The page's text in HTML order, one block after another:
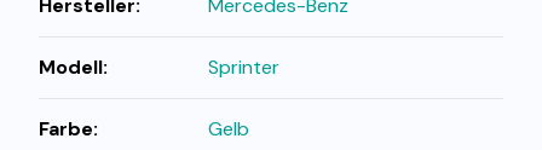
Hersteller: Mercedes-Benz
Modell: Sprinter
Farbe: Gelb